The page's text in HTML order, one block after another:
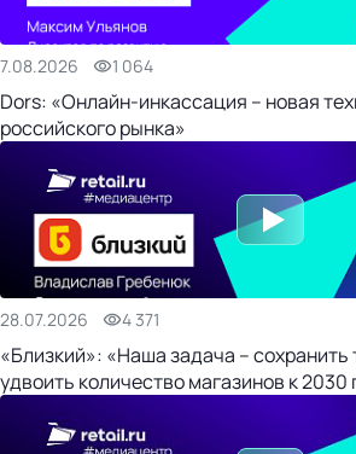
7.08.2026 1 064
Dors: «Онлайн-инкассация – новая
российского рынка»
28.07.2026 4 371
«Близкий»: «Наша задача – сохранить
удвоить количество магазинов к 2030